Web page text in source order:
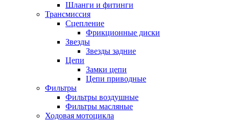
Шланги и фитинги
Трансмиссия
Cцепление
Фрикционные диски
Звезды
Звезды задние
Цепи
Замки цепи
Цепи приводные
Фильтры
Фильтры воздушные
Фильтры масляные
Ходовая мотоцикла